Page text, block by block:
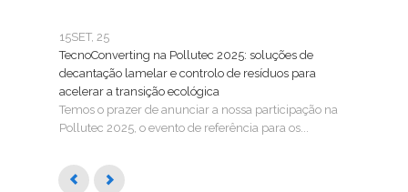
15SET, 25
TecnoConverting na Pollutec 2025: soluções de
decantação lamelar e controlo de resíduos para
acelerar a transição ecológica
Temos o prazer de anunciar a nossa participação na
Pollutec 2025, o evento de referência para os...